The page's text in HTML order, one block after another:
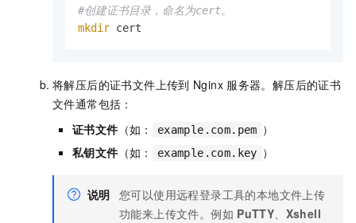
#创建证书目录，命名为cert。
mkdir cert
将解压后的证书文件上传到 Nginx 服务器。解压后的证书
文件通常包括：
证书文件 （如： example.com.pem ）
私钥文件 （如： example.com.key ）
说明 您可以使用远程登录工具的本地文件上传
功能来上传文件。例如 PuTTY
Xshell